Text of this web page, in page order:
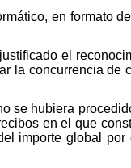
en formato
el
la concurrencia de
hubiera
en el que
importe global